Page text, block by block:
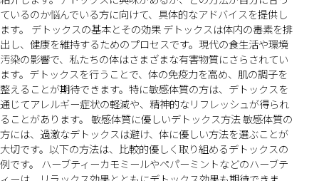
ているのか悩んでいる方に向けて、具体的なアドバイスを提供し
ます。 デトックスの基本とその効果 デトックスは体内の毒素を排
出し、健康を維持するためのプロセスです。現代の食生活や環境
汚染の影響で、私たちの体はさまざまな有害物質にさらされてい
ます。デトックスを行うことで、体の免疫力を高め、肌の調子を
整えることが期待できます。特に敏感体質の方は、デトックスを
通じてアレルギー症状の軽減や、精神的なリフレッシュが得られ
ることがあります。 敏感体質に優しいデトックス方法 敏感体質の
方には、過激なデトックスは避け、体に優しい方法を選ぶことが
大切です。以下の方法は、比較的優しく取り組めるデトックスの
例です。 ハーブティーカモミールやペパーミントなどのハーブテ